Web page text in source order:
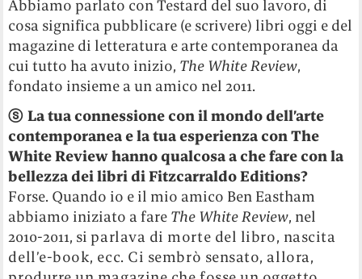
Abbiamo parlato con Testard del suo lavoro, di
cosa significa pubblicare (e scrivere) libri oggi e del
magazine di letteratura e arte contemporanea da
cui tutto ha avuto inizio, The White Review,
fondato insieme a un amico nel 2011.
ⓢ La tua connessione con il mondo dell’arte
contemporanea e la tua esperienza con The
White Review hanno qualcosa a che fare con la
bellezza dei libri di Fitzcarraldo Editions?
Forse. Quando io e il mio amico Ben Eastham
abbiamo iniziato a fare The White Review, nel
2010-2011, si parlava di morte del libro, nascita
dell’e-book, ecc. Ci sembrò sensato, allora,